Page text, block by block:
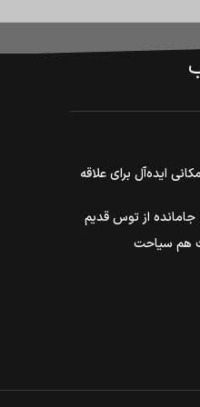
ایده‌آل برای علاقه
جامانده از توس قدیم
هم سیاحت